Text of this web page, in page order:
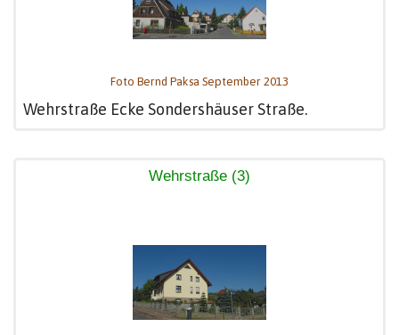
Foto Bernd Paksa September 2013
Wehrstraße Ecke Sondershäuser Straße.
Wehrstraße (3)